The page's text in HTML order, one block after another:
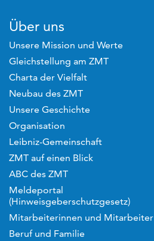
Über uns
Unsere Mission und Werte
Gleichstellung am ZMT
Charta der Vielfalt
Neubau des ZMT
Unsere Geschichte
Organisation
Leibniz-Gemeinschaft
ZMT auf einen Blick
ABC des ZMT
Meldeportal
(Hinweisgeberschutzgesetz)
Mitarbeiterinnen und Mitarbeiter
Beruf und Familie